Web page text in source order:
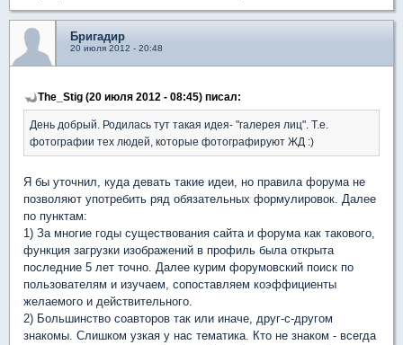
Бригадир
20 июля 2012 - 20:48
The_Stig (20 июля 2012 - 08:45) писал:
День добрый. Родилась тут такая идея- "галерея лиц". Т.е.
фотографии тех людей, которые фотографируют ЖД :)
Я бы уточнил, куда девать такие идеи, но правила форума не
позволяют употребить ряд обязательных формулировок. Далее
по пунктам:
1) За многие годы существования сайта и форума как такового,
функция загрузки изображений в профиль была открыта
последние 5 лет точно. Далее курим форумовский поиск по
пользователям и изучаем, сопоставляем коэффициенты
желаемого и действительного.
2) Большинство соавторов так или иначе, друг-с-другом
знакомы. Слишком узкая у нас тематика. Кто не знаком - всегда